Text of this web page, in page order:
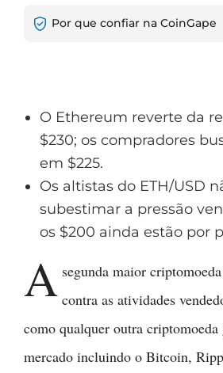
Por que confiar na CoinGape
O Ethereum reverte da
$230; os compradores
em $225.
Os altistas do ETH/USD
subestimar a pressão
os $200 ainda estão por
A segunda maior
contra as atividades
como qualquer outra criptomoeda
mercado incluindo o Bitcoin,